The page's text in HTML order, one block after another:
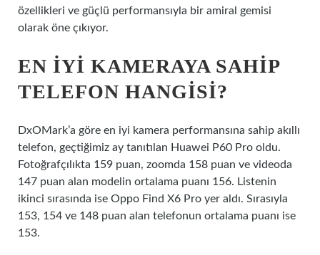
özellikleri ve güçlü performansıyla bir amiral gemisi
olarak öne çıkıyor.
EN IYI KAMERAYA SAHIP
TELEFON HANGISI?
DxOMark’a göre en iyi kamera performansına sahip akıllı
telefon, geçtiğimiz ay tanıtılan Huawei P60 Pro oldu.
Fotoğrafçılıkta 159 puan, zoomda 158 puan ve videoda
147 puan alan modelin ortalama puanı 156. Listenin
ikinci sırasında ise Oppo Find X6 Pro yer aldı. Sırasıyla
153, 154 ve 148 puan alan telefonun ortalama puanı ise
153.